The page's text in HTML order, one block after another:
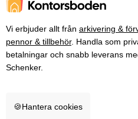
Vi erbjuder allt från arkivering &
pennor & tillbehör. Handla som
betalningar och snabb leverans
Schenker.
🍪Hantera cookies